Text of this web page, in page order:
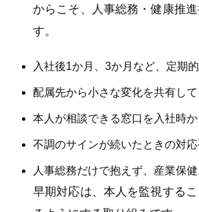
からこそ、人事総務・健康推
す。
入社後1か月、3か月など、定期
配属先から小さな変化を共有して
本人が相談できる窓口を入社時
不調のサインが続いたときの対応
人事総務だけで抱えず、産業保
早期対応は、本人を監視する